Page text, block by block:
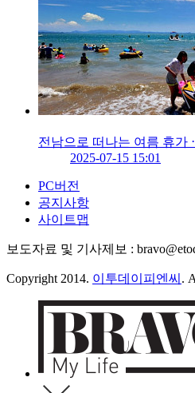
전남으로 떠나는 여름 휴가
2025-07-15 15:01
PC버전
공지사항
사이트맵
보도자료 및 기사제보 :
Copyright 2014. 이투데이피엔씨 .